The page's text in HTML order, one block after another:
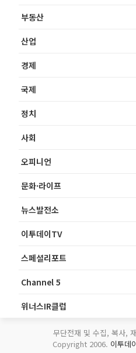
부동산
산업
경제
국제
정치
사회
오피니언
문화·라이프
뉴스발전소
이투데이TV
스페셜리포트
Channel 5
위너스IR클럽
무단전재 및 수집, 복사,
Copyright 2006. 이투데